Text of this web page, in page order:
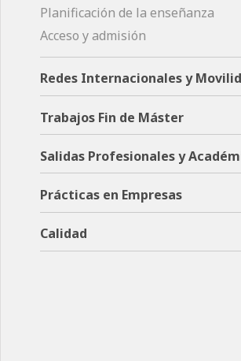
Planificación de la enseñanza
Acceso y admisión
Redes Internacionales y
Trabajos Fin de Máster
Salidas Profesionales y
Prácticas en Empresas
Calidad